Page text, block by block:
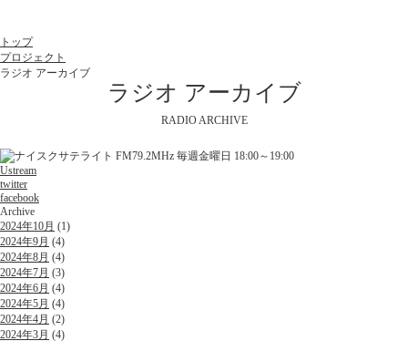
トップ
プロジェクト
ラジオ アーカイブ
ラジオ アーカイブ
RADIO ARCHIVE
Ustream
twitter
facebook
Archive
2024年10月 (1)
2024年9月 (4)
2024年8月 (4)
2024年7月 (3)
2024年6月 (4)
2024年5月 (4)
2024年4月 (2)
2024年3月 (4)